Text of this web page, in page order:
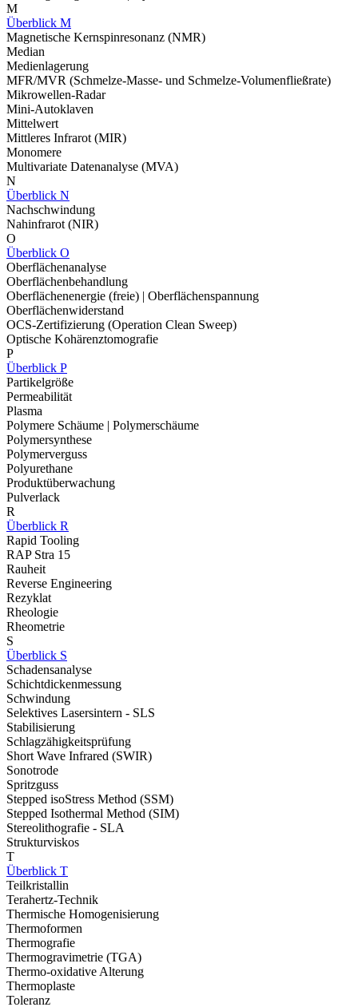
M
Überblick M
Magnetische Kernspinresonanz (NMR)
Median
Medienlagerung
MFR/MVR (Schmelze-Masse- und Schmelze-Volumenfließrate)
Mikrowellen-Radar
Mini-Autoklaven
Mittelwert
Mittleres Infrarot (MIR)
Monomere
Multivariate Datenanalyse (MVA)
N
Überblick N
Nachschwindung
Nahinfrarot (NIR)
O
Überblick O
Oberflächenanalyse
Oberflächenbehandlung
Oberflächenenergie (freie) | Oberflächenspannung
Oberflächenwiderstand
OCS-Zertifizierung (Operation Clean Sweep)
Optische Kohärenztomografie
P
Überblick P
Partikelgröße
Permeabilität
Plasma
Polymere Schäume | Polymerschäume
Polymersynthese
Polymerverguss
Polyurethane
Produktüberwachung
Pulverlack
R
Überblick R
Rapid Tooling
RAP Stra 15
Rauheit
Reverse Engineering
Rezyklat
Rheologie
Rheometrie
S
Überblick S
Schadensanalyse
Schichtdickenmessung
Schwindung
Selektives Lasersintern - SLS
Stabilisierung
Schlagzähigkeitsprüfung
Short Wave Infrared (SWIR)
Sonotrode
Spritzguss
Stepped isoStress Method (SSM)
Stepped Isothermal Method (SIM)
Stereolithografie - SLA
Strukturviskos
T
Überblick T
Teilkristallin
Terahertz-Technik
Thermische Homogenisierung
Thermoformen
Thermografie
Thermogravimetrie (TGA)
Thermo-oxidative Alterung
Thermoplaste
Toleranz